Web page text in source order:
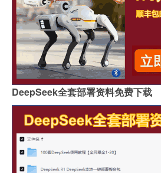
DeepSeek全套部署资料免费下载